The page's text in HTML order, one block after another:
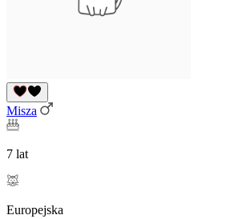
Misza
7 lat
Europejska